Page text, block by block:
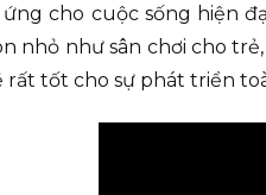
cho cuộc sống hiện
nhỏ như sân chơi cho
rất tốt cho sự phát triển